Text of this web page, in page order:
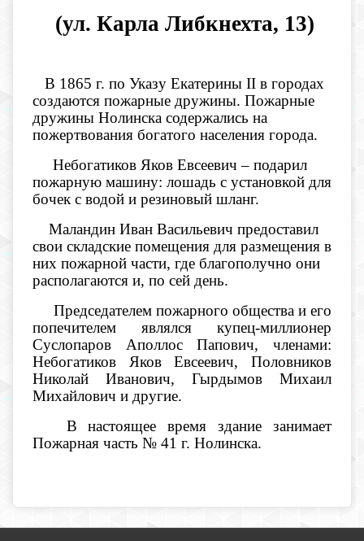
(ул. Карла Либкнехта, 13)
В 1865 г. по Указу Екатерины II в городах
создаются пожарные дружины. Пожарные
дружины Нолинска содержались на
пожертвования богатого населения города.
Небогатиков Яков Евсеевич – подарил
пожарную машину: лошадь с установкой для
бочек с водой и резиновый шланг.
Маландин Иван Васильевич предоставил
свои складские помещения для размещения в
них пожарной части, где благополучно они
располагаются и, по сей день.
Председателем пожарного общества и его
попечителем являлся купец-миллионер
Суслопаров Аполлос Папович, членами:
Небогатиков Яков Евсеевич, Половников
Николай Иванович, Гырдымов Михаил
Михайлович и другие.
В настоящее время здание занимает
Пожарная часть № 41 г. Нолинска.